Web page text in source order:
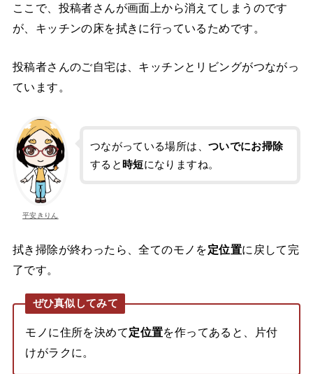
ここで、投稿者さんが画面上から消えてしまうのです
が、キッチンの床を拭きに行っているためです。
投稿者さんのご自宅は、キッチンとリビングがつながっ
ています。
平安きりん
つながっている場所は、 ついでにお掃除
すると 時短になりますね。
拭き掃除が終わったら、全てのモノを定位置に戻して完
了です。
ぜひ真似してみて
モノに住所を決めて定位置を作ってあると、片付
けがラクに。